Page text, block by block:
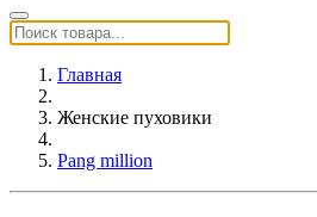
Главная
Женские пуховики
Pang million